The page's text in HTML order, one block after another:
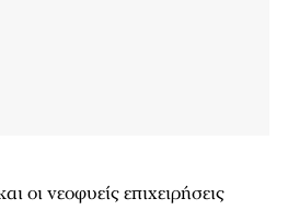
οι νεοφυείς επιχειρήσεις